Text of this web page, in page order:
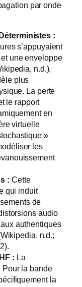
par onde
:
s’appuyaient
une enveloppe
n.d.),
plus
La perte
le rapport
en
virtuelle
»
les
: Cette
qui induit
de
audio
authentiques
n.d.;
: La
Pour la bande
la